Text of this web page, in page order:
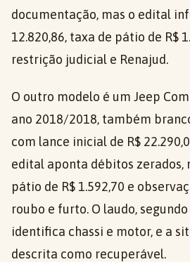
documentação, mas o edital
12.820,86, taxa de pátio de R$
restrição judicial e Renajud.
O outro modelo é um Jeep
ano 2018/2018, também
com lance inicial de R$
edital aponta débitos zerados,
pátio de R$ 1.592,70 e
roubo e furto. O laudo,
identifica chassi e motor, e a
descrita como recuperável.